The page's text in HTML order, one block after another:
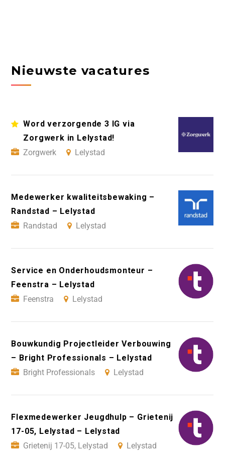
Nieuwste vacatures
Word verzorgende 3 IG via
Zorgwerk in Lelystad!
Zorgwerk
Lelystad
Medewerker kwaliteitsbewaking –
Randstad – Lelystad
Randstad
Lelystad
Service en Onderhoudsmonteur –
Feenstra – Lelystad
Feenstra
Lelystad
Bouwkundig Projectleider Verbouwing
– Bright Professionals – Lelystad
Bright Professionals
Lelystad
Flexmedewerker Jeugdhulp – Grietenij
17-05, Lelystad – Lelystad
Grietenij 17-05, Lelystad
Lelystad